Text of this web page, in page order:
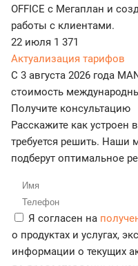
OFFICE с Мегаплан и
работы с клиентами.
22 июля 1 371
Актуализация тарифов
С 3 августа 2026 года
стоимость
Получите консультацию
Расскажите как устроен
требуется решить. Наши
подберут оптимальное
Я согласен на
о продуктах и услугах,
информации о текущих